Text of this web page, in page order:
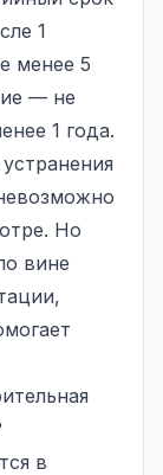
1
менее 5
— не
1 года.
Но
вине
в